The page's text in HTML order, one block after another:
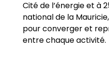
Cité de l’énergie et à
national de la
pour converger et
entre chaque activité.